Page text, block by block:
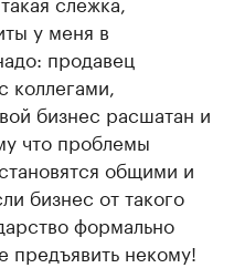
у меня в
продавец
коллегами,
бизнес расшатан и
что проблемы
общими и
бизнес от такого
формально
предъявить некому!